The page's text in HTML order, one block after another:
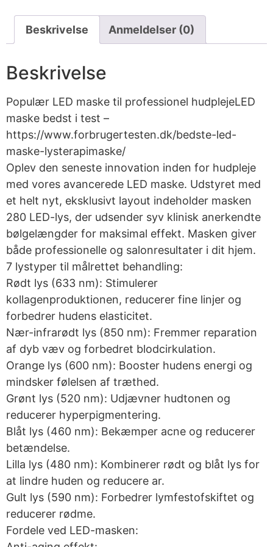
Beskrivelse Anmeldelser (0)
Beskrivelse
Populær LED maske til professionel hudplejeLED
maske bedst i test –
https://www.forbrugertesten.dk/bedste-led-
maske-lysterapimaske/
Oplev den seneste innovation inden for hudpleje
med vores avancerede LED maske. Udstyret med
et helt nyt, eksklusivt layout indeholder masken
280 LED-lys, der udsender syv klinisk anerkendte
bølgelængder for maksimal effekt. Masken giver
både professionelle og salonresultater i dit hjem.
7 lystyper til målrettet behandling:
Rødt lys (633 nm): Stimulerer
kollagenproduktionen, reducerer fine linjer og
forbedrer hudens elasticitet.
Nær-infrarødt lys (850 nm): Fremmer reparation
af dyb væv og forbedret blodcirkulation.
Orange lys (600 nm): Booster hudens energi og
mindsker følelsen af træthed.
Grønt lys (520 nm): Udjævner hudtonen og
reducerer hyperpigmentering.
Blåt lys (460 nm): Bekæmper acne og reducerer
betændelse.
Lilla lys (480 nm): Kombinerer rødt og blåt lys for
at lindre huden og reducere ar.
Gult lys (590 nm): Forbedrer lymfestofskiftet og
reducerer rødme.
Fordele ved LED-masken: